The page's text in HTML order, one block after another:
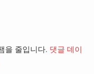
을 줄입니다. 댓글 데이